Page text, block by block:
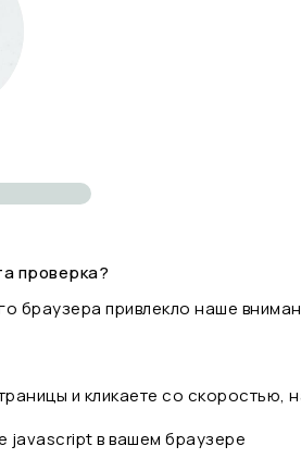
проверка?
браузера привлекло наше
и кликаете со
javascript в вашем браузере